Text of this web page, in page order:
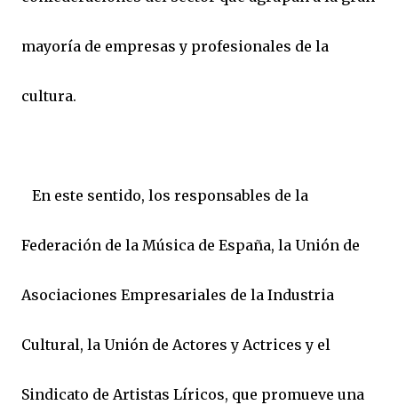
mayoría de empresas y profesionales de la
cultura.
En este sentido, los responsables de la
Federación de la Música de España, la Unión de
Asociaciones Empresariales de la Industria
Cultural, la Unión de Actores y Actrices y el
Sindicato de Artistas Líricos, que promueve una